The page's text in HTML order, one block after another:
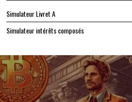
Simulateur Livret A
Simulateur intérêts composés